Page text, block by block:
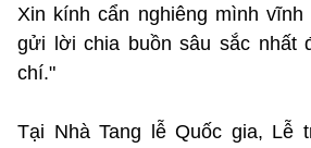
Xin kính cẩn nghiêng mình
gửi lời chia buồn sâu sắc nhất
chí."
Tại Nhà Tang lễ Quốc gia, Lễ